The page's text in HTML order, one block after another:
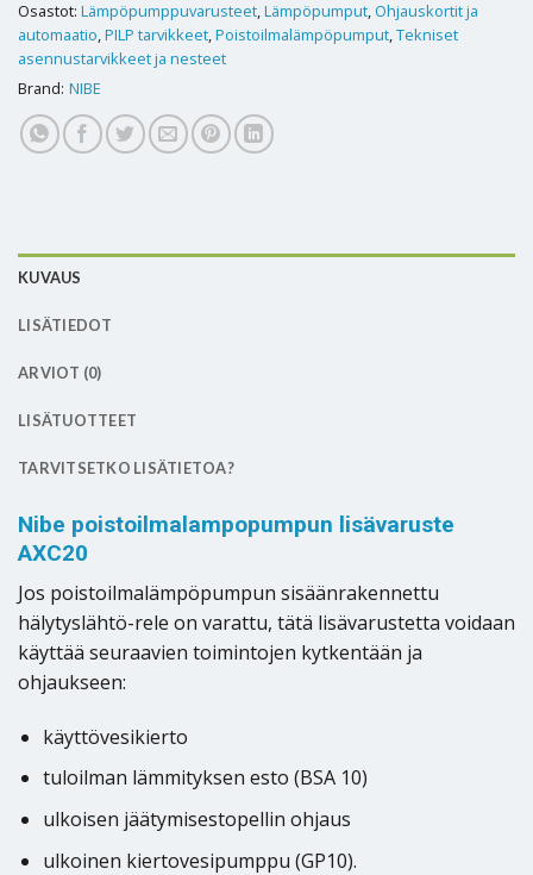
Osastot: Lämpöpumppuvarusteet Lämpöpumput Ohjauskortit ja
automaatio PILP tarvikkeet Poistoilmalämpöpumput Tekniset
asennustarvikkeet ja nesteet
Brand: NIBE
KUVAUS
LISÄTIEDOT
ARVIOT (0)
LISÄTUOTTEET
TARVITSETKO LISÄTIETOA?
Nibe poistoilmalampopumpun lisävaruste
AXC20
Jos poistoilmalämpöpumpun sisäänrakennettu
hälytyslähtö-rele on varattu, tätä lisävarustetta voidaan
käyttää seuraavien toimintojen kytkentään ja
ohjaukseen:
käyttövesikierto
tuloilman lämmityksen esto (BSA 10)
ulkoisen jäätymisestopellin ohjaus
ulkoinen kiertovesipumppu (GP10).